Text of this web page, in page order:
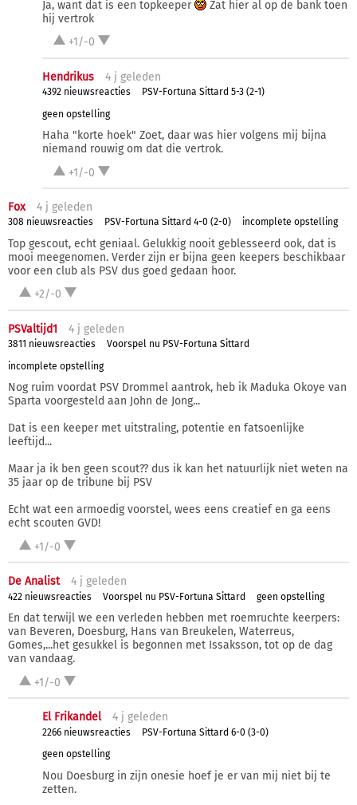
Ja, want dat is een topkeeper
Zat hier al op de bank toen
hij vertrok
+1/-0
Hendrikus 4 j geleden
4392 nieuwsreacties
PSV-Fortuna Sittard 5-3 (2-1)
geen opstelling
Haha "korte hoek" Zoet, daar was hier volgens mij bijna
niemand rouwig om dat die vertrok.
+1/-0
Fox 4 j geleden
308 nieuwsreacties PSV-Fortuna Sittard 4-0 (2-0) incomplete opstelling
Top gescout, echt geniaal. Gelukkig nooit geblesseerd ook, dat is
mooi meegenomen. Verder zijn er bijna geen keepers beschikbaar
voor een club als PSV dus goed gedaan hoor.
+2/-0
PSValtijd1 4 j geleden
3811 nieuwsreacties
Voorspel nu PSV-Fortuna Sittard
incomplete opstelling
Nog ruim voordat PSV Drommel aantrok, heb ik Maduka Okoye van
Sparta voorgesteld aan John de Jong...
Dat is een keeper met uitstraling, potentie en fatsoenlijke
leeftijd...
Maar ja ik ben geen scout?? dus ik kan het natuurlijk niet weten na
35 jaar op de tribune bij PSV
Echt wat een armoedig voorstel, wees eens creatief en ga eens
echt scouten GVD!
+1/-0
De Analist 4 j geleden
422 nieuwsreacties Voorspel nu PSV-Fortuna Sittard geen opstelling
En dat terwijl we een verleden hebben met roemruchte keerpers:
van Beveren, Doesburg, Hans van Breukelen, Waterreus,
Gomes,...het gesukkel is begonnen met Issaksson, tot op de dag
van vandaag.
+1/-0
El Frikandel 4 j geleden
2266 nieuwsreacties
PSV-Fortuna Sittard 6-0 (3-0)
geen opstelling
Nou Doesburg in zijn onesie hoef je er van mij niet bij te
zetten.